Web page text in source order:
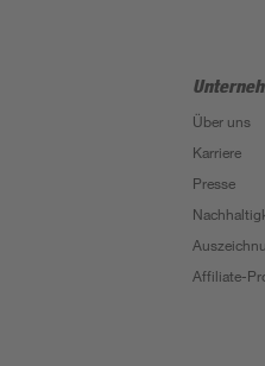
Über uns
Karriere
Presse
Affiliate-